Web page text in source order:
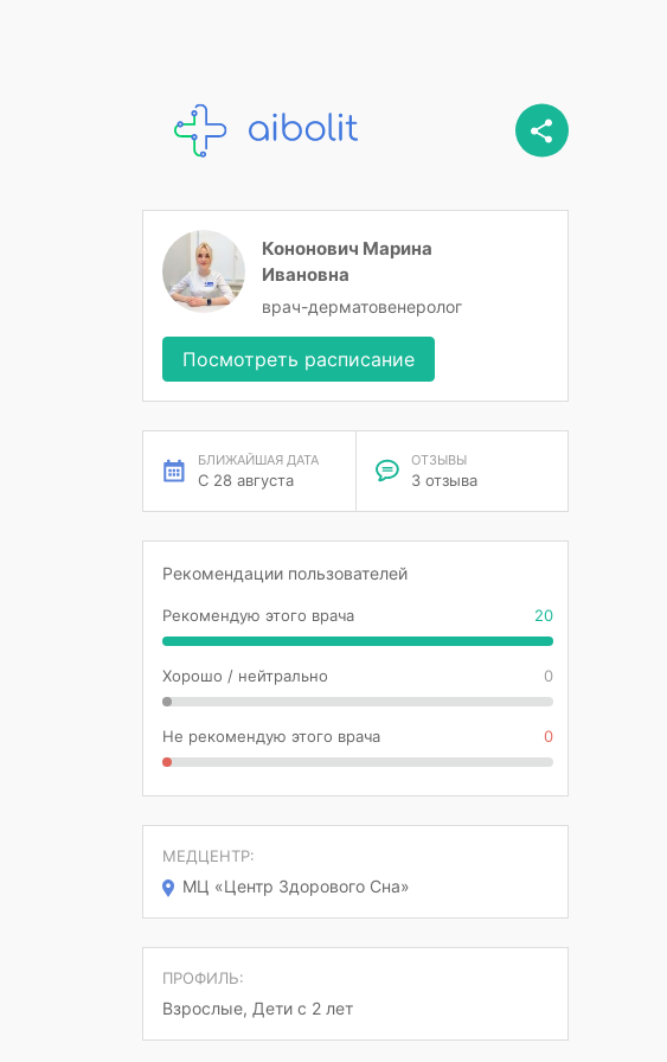
Кононович Марина
Ивановна
врач-дерматовенеролог
Посмотреть расписание
БЛИЖАЙШАЯ ДАТА
С 28 августа
ОТЗЫВЫ
3 отзыва
Рекомендации пользователей
Рекомендую этого врача 20
Хорошо / нейтрально 0
Не рекомендую этого врача 0
МЕДЦЕНТР:
МЦ «Центр Здорового Сна»
ПРОФИЛЬ:
Взрослые, Дети с 2 лет